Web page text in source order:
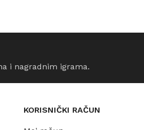
i nagradnim igrama.
KORISNIČKI RAČUN